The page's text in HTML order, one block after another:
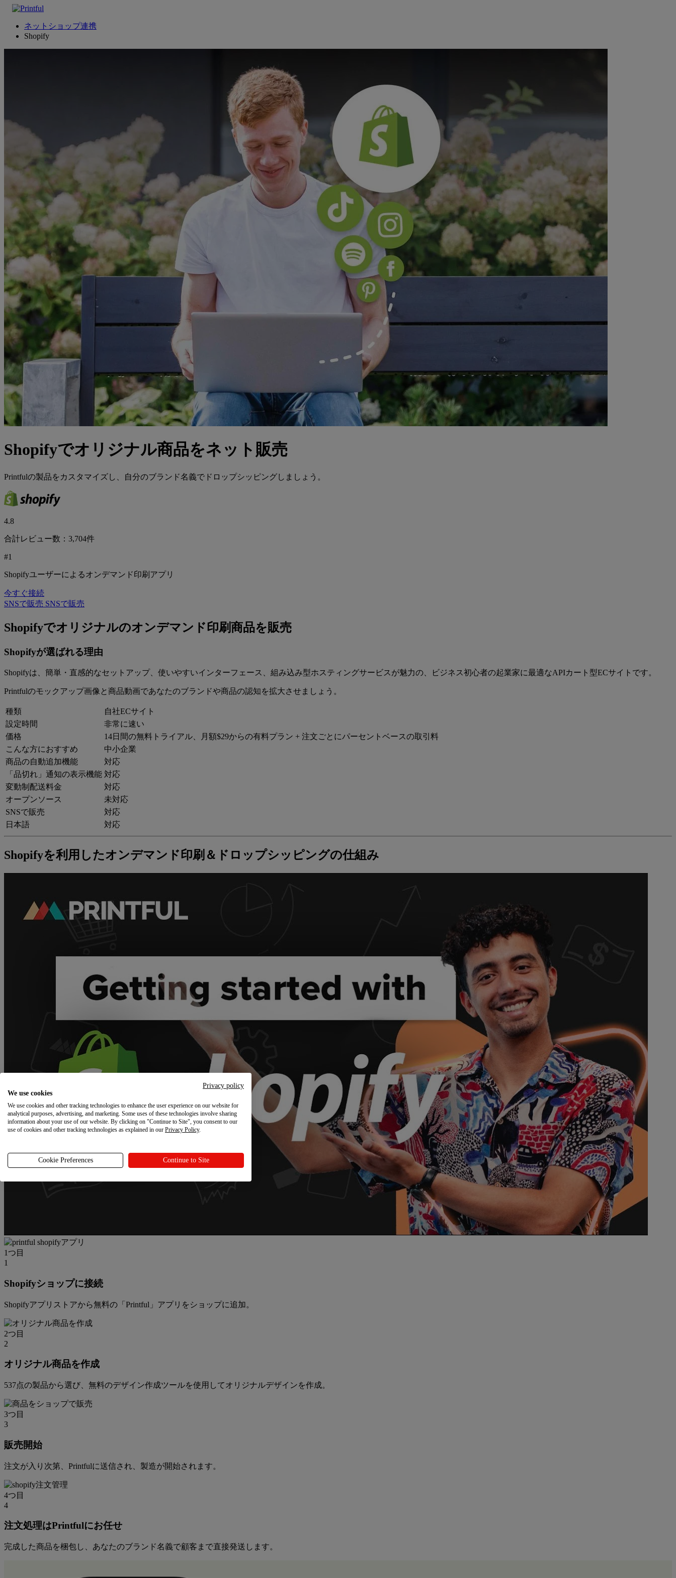
ネットショップ連携
Shopify
Shopifyでオリジナル商品をネット販売
Printfulの製品をカスタマイズし、自分のブランド名義でドロップシッピングしましょう。
4.8
合計レビュー数：3,704件
#1
Shopifyユーザーによるオンデマンド印刷アプリ
今すぐ接続
SNSで販売 SNSで販売
Shopifyでオリジナルのオンデマンド印刷商品を販売
Shopifyが選ばれる理由
Shopifyは、簡単・直感的なセットアップ、使いやすいインターフェース、組み込み型ホスティングサービスが魅力の、ビジネス初心者の起業家に最適なAPIカート型ECサイトです。
Printfulのモックアップ画像と商品動画であなたのブランドや商品の認知を拡大させましょう。
種類
自社ECサイト
設定時間
非常に速い
価格
14日間の無料トライアル、月額$29からの有料プラン + 注文ごとにパーセントベースの取引料
こんな方におすすめ
中小企業
商品の自動追加機能
対応
「品切れ」通知の表示機能 対応
変動制配送料金
対応
オープンソース
未対応
SNSで販売
対応
日本語
対応
Shopifyを利用したオンデマンド印刷＆ドロップシッピングの仕組み
1つ目
1
Shopifyショップに接続
Shopifyアプリストアから無料の「Printful」アプリをショップに追加。
2つ目
2
オリジナル商品を作成
537点の製品から選び、無料のデザイン作成ツールを使用してオリジナルデザインを作成。
3つ目
3
販売開始
注文が入り次第、Printfulに送信され、製造が開始されます。
4つ目
4
注文処理はPrintfulにお任せ
完成した商品を梱包し、あなたのブランド名義で顧客まで直接発送します。
Privacy policy
We use cookies
We use cookies and other tracking technologies to enhance the user experience on our website for
analytical purposes, advertising, and marketing. Some uses of these technologies involve sharing
information about your use of our website. By clicking on "Continue to Site", you consent to our
use of cookies and other tracking technologies as explained in our Privacy Policy.
Cookie Preferences Continue to Site